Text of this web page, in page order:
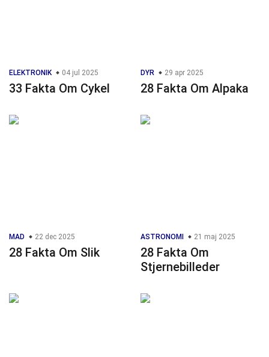
ELEKTRONIK 04 jul 2025
33 Fakta Om Cykel
DYR 29 apr 2025
28 Fakta Om Alpaka
MAD 22 dec 2025
28 Fakta Om Slik
ASTRONOMI 21 maj 2025
28 Fakta Om
Stjernebilleder